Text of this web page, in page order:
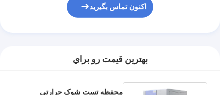
اکنون تماس بگیرید
بهترين قيمت رو براي
محفظه تست شوک حرارتی